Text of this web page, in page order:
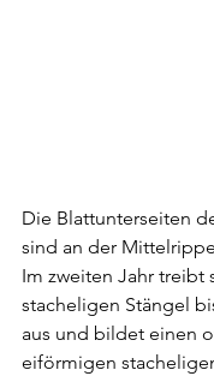
Die Blattunterseiten
sind an der
Im zweiten Jahr treibt
stacheligen Stängel
aus und bildet einen
eiförmigen